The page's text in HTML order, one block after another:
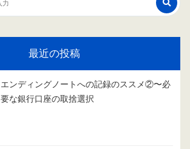
最近の投稿
エンディングノートへの記録のススメ②〜必
要な銀行口座の取捨選択